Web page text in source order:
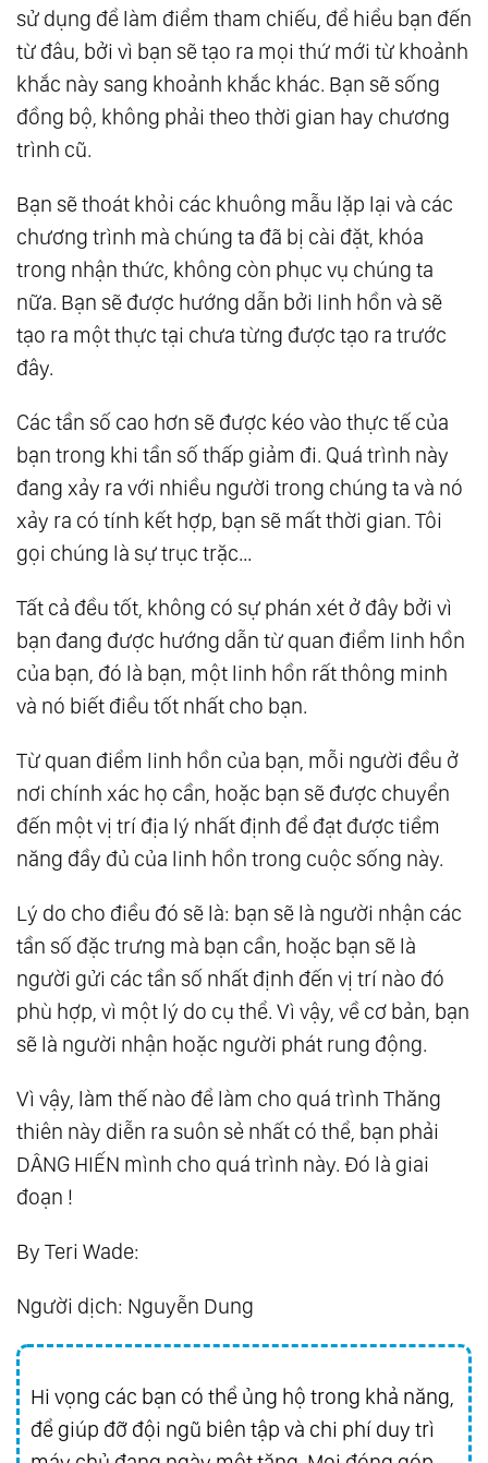
sử dụng để làm điểm tham chiếu, để hiểu bạn đến
từ đâu, bởi vì bạn sẽ tạo ra mọi thứ mới từ khoảnh
khắc này sang khoảnh khắc khác. Bạn sẽ sống
đồng bộ, không phải theo thời gian hay chương
trình cũ.
Bạn sẽ thoát khỏi các khuông mẫu lặp lại và các
chương trình mà chúng ta đã bị cài đặt, khóa
trong nhận thức, không còn phục vụ chúng ta
nữa. Bạn sẽ được hướng dẫn bởi linh hồn và sẽ
tạo ra một thực tại chưa từng được tạo ra trước
đây.
Các tần số cao hơn sẽ được kéo vào thực tế của
bạn trong khi tần số thấp giảm đi. Quá trình này
đang xảy ra với nhiều người trong chúng ta và nó
xảy ra có tính kết hợp, bạn sẽ mất thời gian. Tôi
gọi chúng là sự trục trặc…
Tất cả đều tốt, không có sự phán xét ở đây bởi vì
bạn đang được hướng dẫn từ quan điểm linh hồn
của bạn, đó là bạn, một linh hồn rất thông minh
và nó biết điều tốt nhất cho bạn.
Từ quan điểm linh hồn của bạn, mỗi người đều ở
nơi chính xác họ cần, hoặc bạn sẽ được chuyển
đến một vị trí địa lý nhất định để đạt được tiềm
năng đầy đủ của linh hồn trong cuộc sống này.
Lý do cho điều đó sẽ là: bạn sẽ là người nhận các
tần số đặc trưng mà bạn cần, hoặc bạn sẽ là
người gửi các tần số nhất định đến vị trí nào đó
phù hợp, vì một lý do cụ thể. Vì vậy, về cơ bản, bạn
sẽ là người nhận hoặc người phát rung động.
Vì vậy, làm thế nào để làm cho quá trình Thăng
thiên này diễn ra suôn sẻ nhất có thể, bạn phải
DÂNG HIẾN mình cho quá trình này. Đó là giai
đoạn !
By Teri Wade:
Người dịch: Nguyễn Dung
Hi vọng các bạn có thể ủng hộ trong khả năng,
để giúp đỡ đội ngũ biên tập và chi phí duy trì